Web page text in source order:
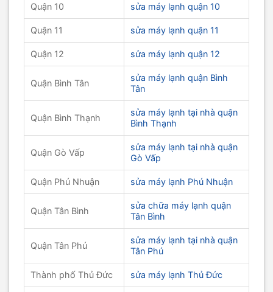
Quận 10 sửa máy lạnh quận 10
Quận 11 sửa máy lạnh quận 11
Quận 12 sửa máy lạnh quận 12
Quận Bình Tân
sửa máy lạnh quận Bình
Tân
Quận Bình Thạnh
sửa máy lạnh tại nhà quận
Bình Thạnh
Quận Gò Vấp
sửa máy lạnh tại nhà quận
Gò Vấp
Quận Phú Nhuận sửa máy lạnh Phú Nhuận
Quận Tân Bình
sửa chữa máy lạnh quận
Tân Bình
Quận Tân Phú
sửa máy lạnh tại nhà quận
Tân Phú
Thành phố Thủ Đức sửa máy lạnh Thủ Đức